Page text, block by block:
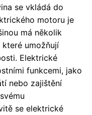
se vkládá do
motoru je
má několik
umožňují
Elektrické
funkcemi, jako
nebo zajištění
se elektrické